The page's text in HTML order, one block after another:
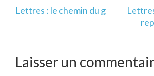
Navigation
Lettres : le chemin du g
Laisser un